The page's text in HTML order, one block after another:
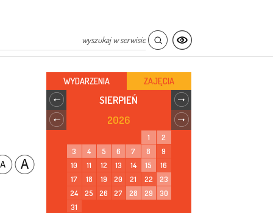
WYDARZENIA ZAJĘCIA
SIERPIEŃ
2026
1
2
3
4 5 6 7 8
9
10
11 12 13 14 15
16
17
18 19 20 21 22
23
24
25 26 27 28 29
30
31